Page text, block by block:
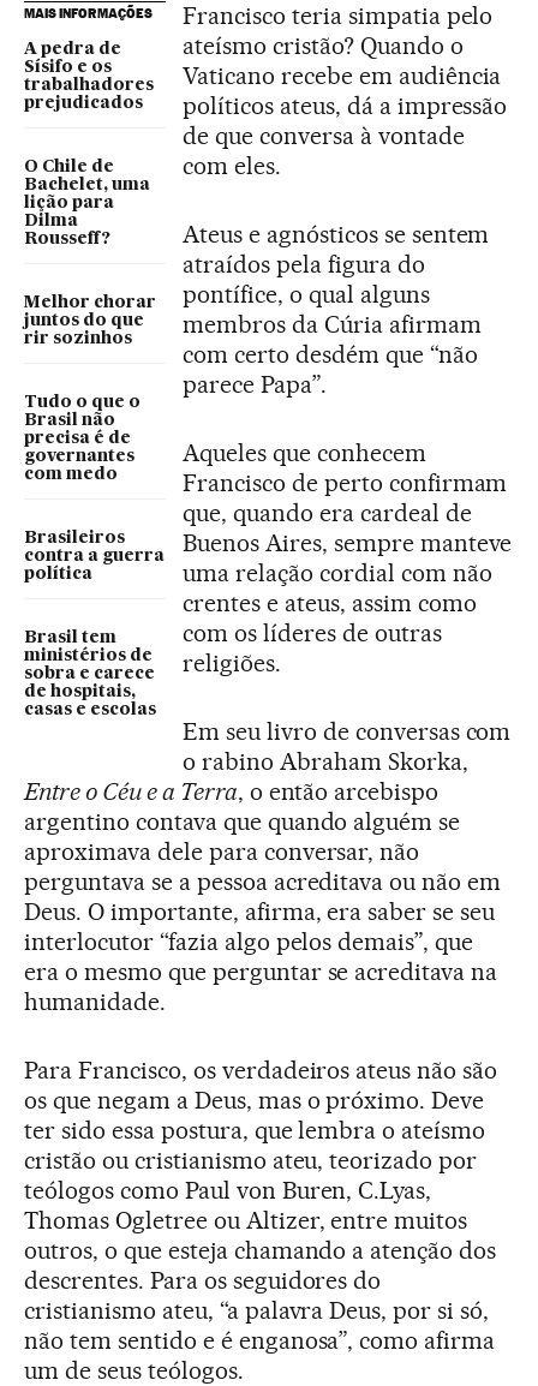
MAIS INFORMAÇÕES
A pedra de
Sísifo e os
trabalhadores
prejudicados
O Chile de
Bachelet, uma
lição para
Dilma
Rousseff?
Melhor chorar
juntos do que
rir sozinhos
Tudo o que o
Brasil não
precisa é de
governantes
com medo
Brasileiros
contra a guerra
política
Brasil tem
ministérios de
sobra e carece
de hospitais,
casas e escolas
Francisco teria simpatia pelo
ateísmo cristão? Quando o
Vaticano recebe em audiência
políticos ateus, dá a impressão
de que conversa à vontade
com eles.
Ateus e agnósticos se sentem
atraídos pela figura do
pontífice, o qual alguns
membros da Cúria afirmam
com certo desdém que “não
parece Papa”.
Aqueles que conhecem
Francisco de perto confirmam
que, quando era cardeal de
Buenos Aires, sempre manteve
uma relação cordial com não
crentes e ateus, assim como
com os líderes de outras
religiões.
Em seu livro de conversas com
o rabino Abraham Skorka,
Entre o Céu e a Terra, o então arcebispo
argentino contava que quando alguém se
aproximava dele para conversar, não
perguntava se a pessoa acreditava ou não em
Deus. O importante, afirma, era saber se seu
interlocutor “fazia algo pelos demais”, que
era o mesmo que perguntar se acreditava na
humanidade.
Para Francisco, os verdadeiros ateus não são
os que negam a Deus, mas o próximo. Deve
ter sido essa postura, que lembra o ateísmo
cristão ou cristianismo ateu, teorizado por
teólogos como Paul von Buren, C.Lyas,
Thomas Ogletree ou Altizer, entre muitos
outros, o que esteja chamando a atenção dos
descrentes. Para os seguidores do
cristianismo ateu, “a palavra Deus, por si só,
não tem sentido e é enganosa”, como afirma
um de seus teólogos.